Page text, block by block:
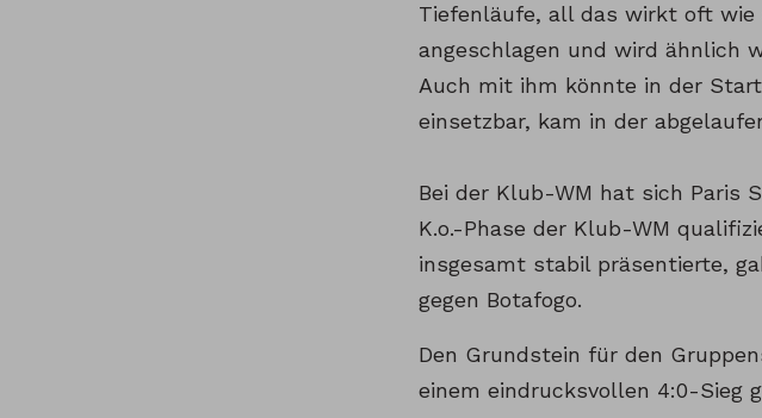
Tiefenläufe, all das wirkt oft wie
angeschlagen und wird ähnlich
Auch mit ihm könnte in der
einsetzbar, kam in der
Bei der Klub-WM hat sich Paris
K.o.-Phase der Klub-WM
insgesamt stabil präsentierte,
gegen Botafogo.
Den Grundstein für den
einem eindrucksvollen 4:0-Sieg